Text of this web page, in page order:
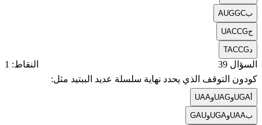
بAUGGC
جUACCG
TACCG
السؤال 39
النقاط: 1
كودون التوقف الذي يحدد نهاية سلسلة عديد الببتيد مثل:
UAAوUAGوUGA
بGAUوUGAوUAA